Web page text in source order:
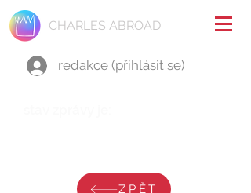
CHARLES ABROAD
redakce (přihlásit se)
ZPĚT